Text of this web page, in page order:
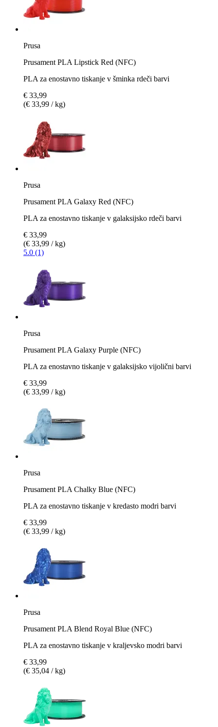
Prusa
Prusament PLA Lipstick Red (NFC)
PLA za enostavno tiskanje v šminka rdeči barvi
€ 33,99
(€ 33,99 / kg)
Prusa
Prusament PLA Galaxy Red (NFC)
PLA za enostavno tiskanje v galaksijsko rdeči barvi
€ 33,99
(€ 33,99 / kg)
5.0 (1)
Prusa
Prusament PLA Galaxy Purple (NFC)
PLA za enostavno tiskanje v galaksijsko vijolični barvi
€ 33,99
(€ 33,99 / kg)
Prusa
Prusament PLA Chalky Blue (NFC)
PLA za enostavno tiskanje v kredasto modri barvi
€ 33,99
(€ 33,99 / kg)
Prusa
Prusament PLA Blend Royal Blue (NFC)
PLA za enostavno tiskanje v kraljevsko modri barvi
€ 33,99
(€ 35,04 / kg)